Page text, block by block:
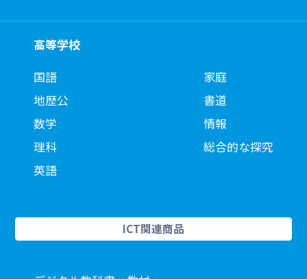
高等学校
国語
地歴公
数学
理科
英語
家庭
書道
情報
総合的な探究
ICT関連商品